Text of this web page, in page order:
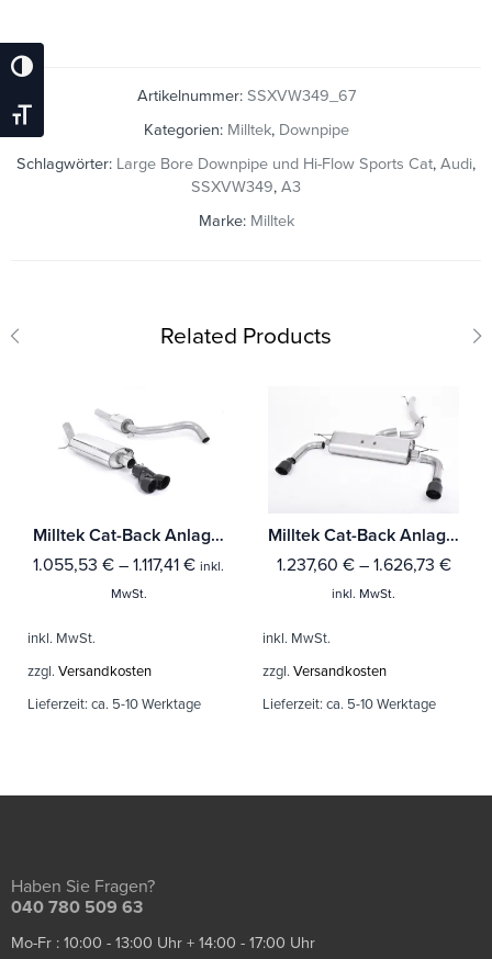
Umschalten Auf Hohe Kontraste
Schrift Vergrößern
Artikelnummer: SSXVW349_67
Kategorien: Milltek, Downpipe
Schlagwörter: Large Bore Downpipe und Hi-Flow Sports Cat, Audi,
SSXVW349, A3
Marke: Milltek
Related Products
Milltek Cat-Back Anlage Audi A1 1.4 TFSI S line 185PS S tronic Mit TÜV / ECE Zulassung!
1.055,53 € – 1.117,41 € inkl.
MwSt.
inkl. MwSt.
zzgl. Versandkosten
Lieferzeit: ca. 5-10 Werktage
Milltek Cat-Back Anlage Audi A3 2.0 TFSI quattro Sedan 8V (Nur US-Modelle)
1.237,60 €– 1.626,73 €
inkl. MwSt.
inkl. MwSt.
zzgl. Versandkosten
Lieferzeit: ca. 5-10 Werktage
Haben Sie Fragen?
040 780 509 63
Mo-Fr : 10:00 - 13:00 Uhr + 14:00 - 17:00 Uhr